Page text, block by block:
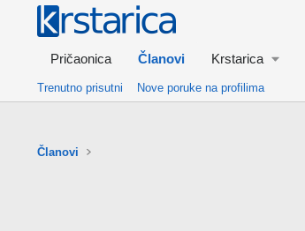
Pričaonica Članovi Krstarica
Trenutno prisutni Nove poruke na profilima
Članovi